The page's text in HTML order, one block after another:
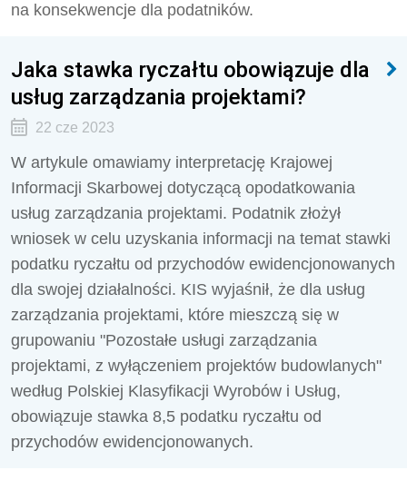
na konsekwencje dla podatników.
Jaka stawka ryczałtu obowiązuje dla
usług zarządzania projektami?
22 cze 2023
W artykule omawiamy interpretację Krajowej
Informacji Skarbowej dotyczącą opodatkowania
usług zarządzania projektami. Podatnik złożył
wniosek w celu uzyskania informacji na temat stawki
podatku ryczałtu od przychodów ewidencjonowanych
dla swojej działalności. KIS wyjaśnił, że dla usług
zarządzania projektami, które mieszczą się w
grupowaniu "Pozostałe usługi zarządzania
projektami, z wyłączeniem projektów budowlanych"
według Polskiej Klasyfikacji Wyrobów i Usług,
obowiązuje stawka 8,5 podatku ryczałtu od
przychodów ewidencjonowanych.